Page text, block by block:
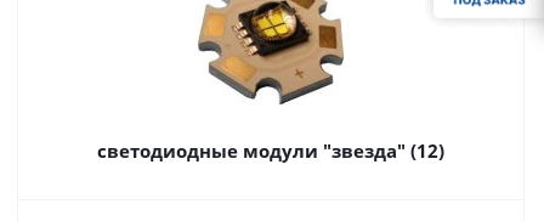
светодиодные модули "звезда" (12)